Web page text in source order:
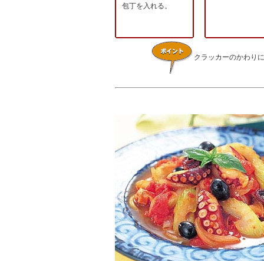
包丁を入れる。
クラッカーのかわり